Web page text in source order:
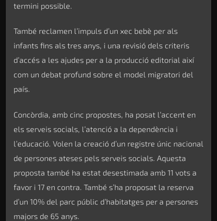
termini possible.
També reclamen l’impuls d’un xec bebè per als
infants fins als tres anys, i una revisió dels criteris
d’accés a les ajudes per a la producció editorial així
com un debat profund sobre el model migratori del
país.
Concòrdia, amb cinc propostes, ha posat l’accent en
els serveis socials, l’atenció a la dependència i
l’educació. Volen la creació d’un registre únic nacional
de persones ateses pels serveis socials. Aquesta
proposta també ha estat desestimada amb 11 vots a
favor i 17 en contra. També s’ha proposat la reserva
d’un 10% del parc públic d’habitatges per a persones
majors de 65 anys.